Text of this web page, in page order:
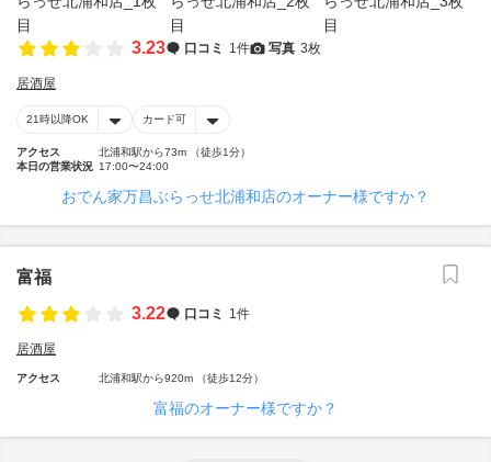
3.23 口コミ 1件 写真 3枚
居酒屋
21時以降OK カード可
アクセス
北浦和駅から73m （徒歩1分）
本日の営業状況 17:00〜24:00
おでん家万昌ぶらっせ北浦和店のオーナー様ですか？
富福
3.22
口コミ 1件
居酒屋
アクセス 北浦和駅から920m （徒歩12分）
富福のオーナー様ですか？